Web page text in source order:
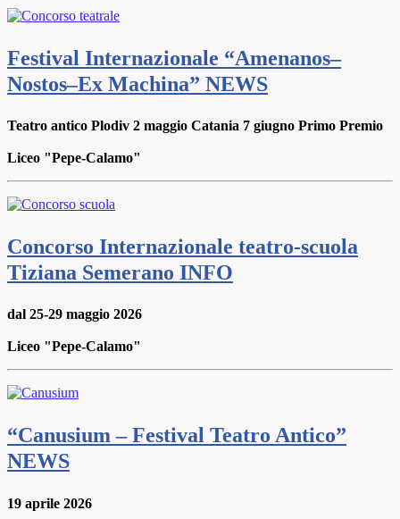
Festival Internazionale “Amenanos–
Nostos–Ex Machina” NEWS
Teatro antico Plodiv 2 maggio Catania 7 giugno Primo Premio
Liceo "Pepe-Calamo"
Concorso Internazionale teatro-scuola
Tiziana Semerano INFO
dal 25-29 maggio 2026
Liceo "Pepe-Calamo"
“Canusium – Festival Teatro Antico”
NEWS
19 aprile 2026